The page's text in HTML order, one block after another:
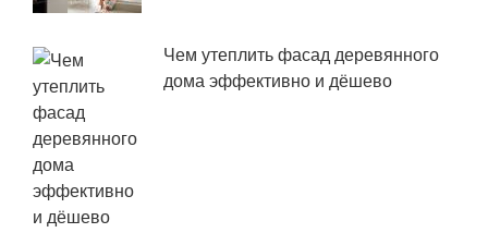
Чем утеплить фасад деревянного
дома эффективно и дёшево